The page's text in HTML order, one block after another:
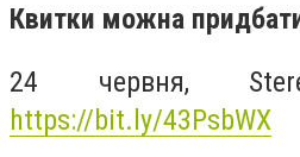
Квитки можна
24 червня,
https://bit.ly/43PsbWX